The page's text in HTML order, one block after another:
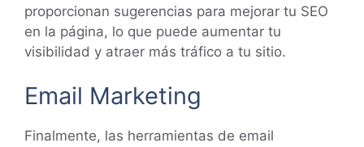
proporcionan sugerencias para mejorar tu SEO
en la página, lo que puede aumentar tu
visibilidad y atraer más tráfico a tu sitio.
Email Marketing
Finalmente, las herramientas de email